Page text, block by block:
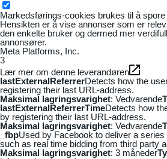
Markedsførings-cookies brukes til å
Hensikten er å vise annonser som er
den enkelte bruker og dermed mer
annonsører.
Meta Platforms, Inc.
3
Lær mer om denne leverandøren
lastExternalReferrerDetects how the
registering their last URL-address.
Maksimal lagringsvarighet: Vedvarende
lastExternalReferrerTimeDetects how
by registering their last URL-address.
Maksimal lagringsvarighet: Vedvarende
_fbpUsed by Facebook to deliver a
such as real time bidding from third party
Maksimal lagringsvarighet: 3 måneder